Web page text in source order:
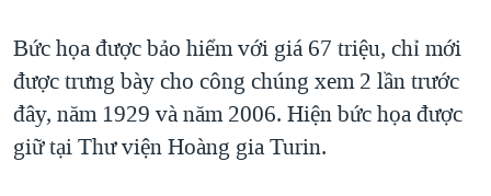
THƯỢNG ĐỈNH TRUMP-KIM TẠI VIỆT NAM
TRỊNH VĨNH BÌNH VS. CHÍNH PHỦ VIỆT NAM
NGƯ DÂN VIỆT VÀ LÀN SÓNG TRỘM HẢI SÂM
Bức họa được bảo hiểm với giá 67 triệu, chỉ mới
được trưng bày cho công chúng xem 2 lần trước
đây, năm 1929 và năm 2006. Hiện bức họa được
giữ tại Thư viện Hoàng gia Turin.